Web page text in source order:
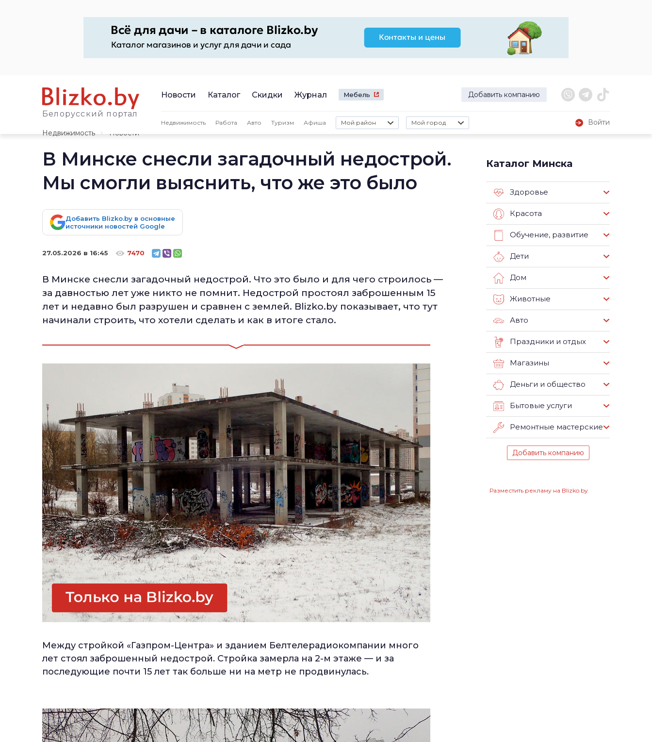
Белорусский портал
Новости Каталог Скидки Журнал Мебель Добавить компанию
Недвижимость Работа Авто Туризм Афиша Мой район Мой город
Войти
Недвижимость
Новости
В Минске снесли загадочный недострой.
Мы смогли выяснить, что же это было
Добавить Blizko.by в основные
источники новостей Google
27.05.2026 в 16:45 7470
В Минске снесли загадочный недострой. Что это было и для чего строилось —
за давностью лет уже никто не помнит. Недострой простоял заброшенным 15
лет и недавно был разрушен и сравнен с землей. Blizko.by показывает, что тут
начинали строить, что хотели сделать и как в итоге стало.
Между стройкой «Газпром-Центра» и зданием Белтелерадиокомпании много
лет стоял заброшенный недострой. Стройка замерла на 2-м этаже — и за
последующие почти 15 лет так больше ни на метр не продвинулась.
Каталог Минска
Здоровье
Красота
Обучение, развитие
Дети
Дом
Животные
Авто
Праздники и отдых
Магазины
Деньги и общество
Бытовые услуги
Ремонтные мастерские
Добавить компанию
Разместить рекламу на Blizko.by